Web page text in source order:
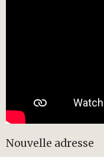
Nouvelle adresse